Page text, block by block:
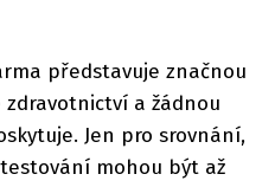
představuje značnou
a žádnou
Jen pro srovnání,
mohou být až